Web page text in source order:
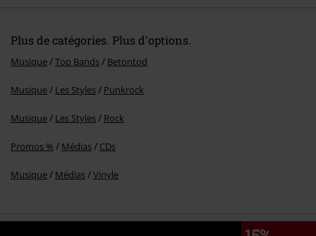
Plus de catégories. Plus d'options.
Musique Top Bands Betontod
Musique Les Styles Punkrock
Musique Les Styles Rock
Promos % Médias CDs
Musique Médias Vinyle